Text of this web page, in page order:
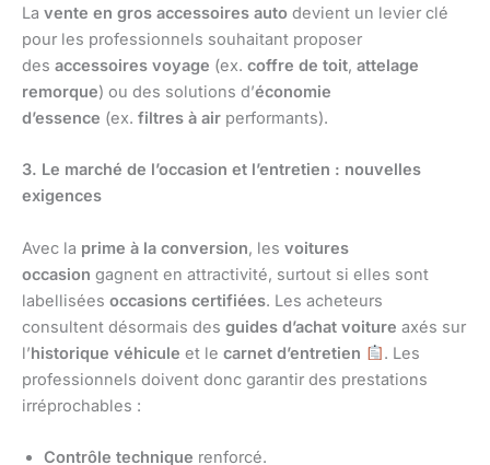
La vente en gros accessoires auto devient un levier clé
pour les professionnels souhaitant proposer
des accessoires voyage (ex. coffre de toit, attelage
remorque) ou des solutions d’économie
d’essence (ex. filtres à air performants).
3. Le marché de l’occasion et l’entretien : nouvelles
exigences
Avec la prime à la conversion, les voitures
occasion gagnent en attractivité, surtout si elles sont
labellisées occasions certifiées. Les acheteurs
consultent désormais des guides d’achat voiture axés sur
l’historique véhicule et le carnet d’entretien
. Les
professionnels doivent donc garantir des prestations
irréprochables :
Contrôle technique renforcé.